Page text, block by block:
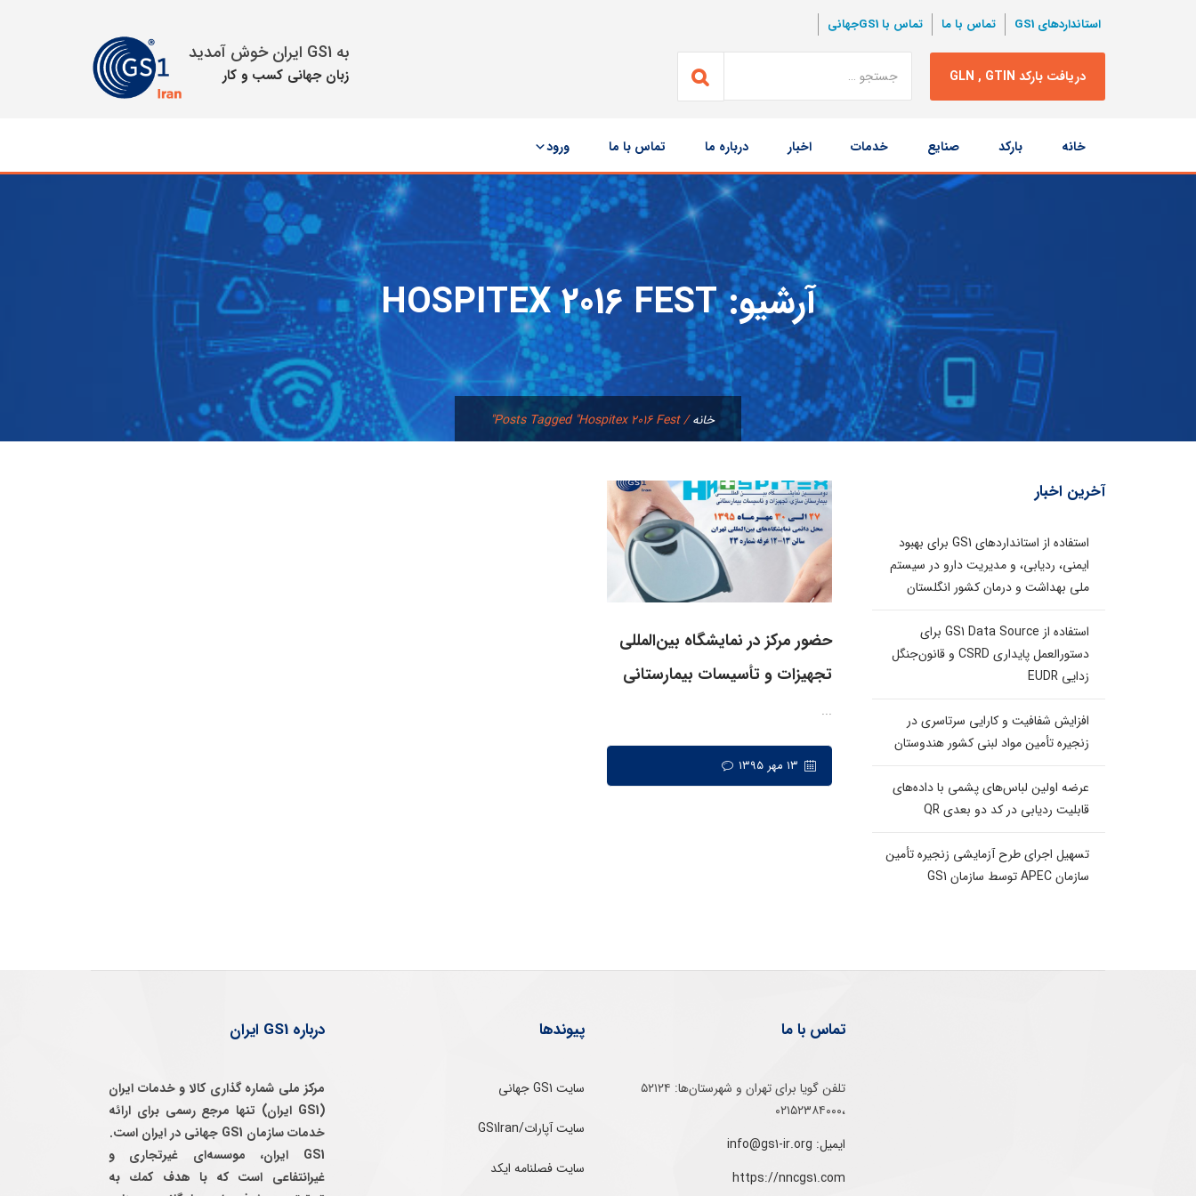
به GS1 ایران خوش آمدید
زبان جهانی كسب و كار
استانداردهای GS1 تماس با ما تماس با GS1جهانی
دریافت بارکد GLN , GTIN
نتبجه
جستجو
محتوا
خانه بارکد صنایع خدمات اخبار درباره ما تماس با ما ورود
آرشیو:HOSPITEX 2016 FEST
خانه/
Posts Tagged "Hospitex 2016 Fest"
حضور مرکز در نمایشگاه بین‌المللی
تجهیزات و تأسیسات بیمارستانی
...
آخرین اخبار
استفاده از استانداردهای GS1 برای بهبود
ایمنی، ردیابی، و مدیریت دارو در سیستم
ملی بهداشت و درمان کشور انگلستان
استفاده از GS1 Data Source برای
دستورالعمل پایداری CSRD و قانون‌جنگل
زدایی EUDR
افزایش شفافیت و کارایی سرتاسری در
زنجیره تأمین مواد لبنی کشور هندوستان
عرضه اولین لباس‌های پشمی با داده‌های
قابلیت ردیابی در کد دو بعدی QR
تسهیل اجرای طرح آزمایشی زنجیره تأمین
سازمان APEC توسط سازمان GS1
درباره GS1 ایران
مرکز ملی شماره گذاری کالا و خدمات ایران
(GS1 ایران) تنها مرجع رسمی برای ارائه
خدمات سازمان GS1 جهانی در ایران است.
GS1 ایران، موسسه‌ای غيرتجاری و
غيرانتفاعی است كه با هدف كمك به
پیوندها
سایت GS1 جهانی
سایت آپارات/GS1Iran
سایت فصلنامه ایکد
تماس با ما
تلفن‌ گویا برای‌ تهران‌‌ و‌ شهرستان‌ها:‌ ۵۲۱۲۴
،۰۲۱۵۲۳۸۴۰۰۰
ایمیل: info@gs1-ir.org
https://nncgs1.com